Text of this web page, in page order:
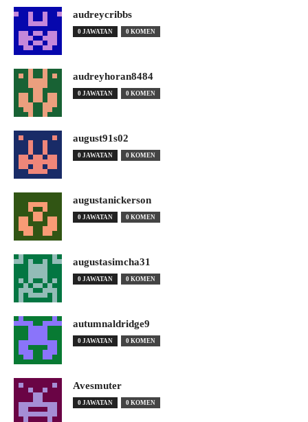
audreycribbs
0 JAWATAN 0 KOMEN
audreyhoran8484
0 JAWATAN 0 KOMEN
august91s02
0 JAWATAN 0 KOMEN
augustanickerson
0 JAWATAN 0 KOMEN
augustasimcha31
0 JAWATAN 0 KOMEN
autumnaldridge9
0 JAWATAN 0 KOMEN
Avesmuter
0 JAWATAN 0 KOMEN